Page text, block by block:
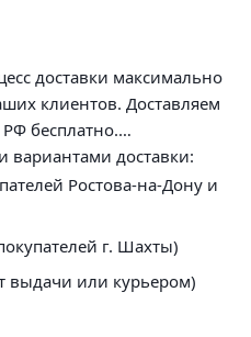
доставки максимально
клиентов. Доставляем
бесплатно.
вариантами доставки:
Ростова-на-Дону и
г. Шахты)
выдачи или курьером)